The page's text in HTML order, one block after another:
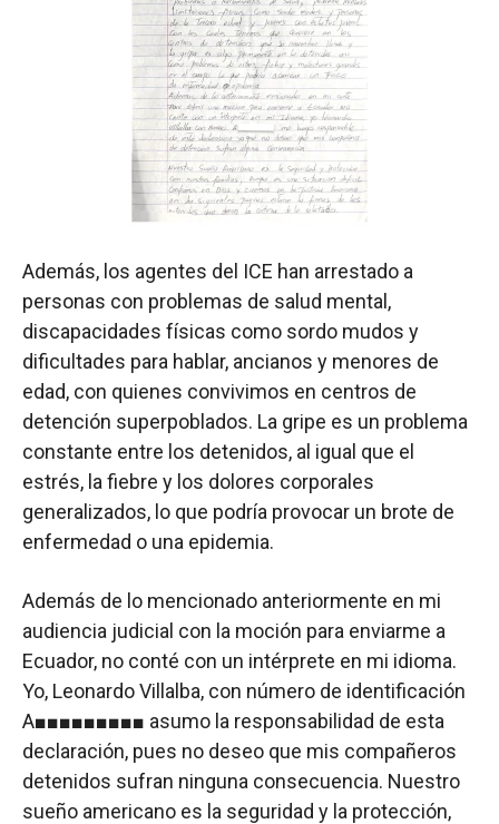
Además, los agentes del ICE han arrestado a
personas con problemas de salud mental,
discapacidades físicas como sordo mudos y
dificultades para hablar, ancianos y menores de
edad, con quienes convivimos en centros de
detención superpoblados. La gripe es un problema
constante entre los detenidos, al igual que el
estrés, la fiebre y los dolores corporales
generalizados, lo que podría provocar un brote de
enfermedad o una epidemia.
Además de lo mencionado anteriormente en mi
audiencia judicial con la moción para enviarme a
Ecuador, no conté con un intérprete en mi idioma.
Yo, Leonardo Villalba, con número de identificación
A■■■■■■■■■ asumo la responsabilidad de esta
declaración, pues no deseo que mis compañeros
detenidos sufran ninguna consecuencia. Nuestro
sueño americano es la seguridad y la protección,